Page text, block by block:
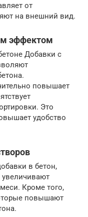
от
на внешний вид.
эффектом
Добавки с
повышает
Это
удобство
в бетон,
Кроме того,
повышают